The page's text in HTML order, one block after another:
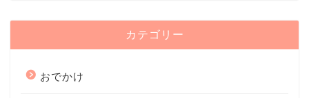
カテゴリー
おでかけ